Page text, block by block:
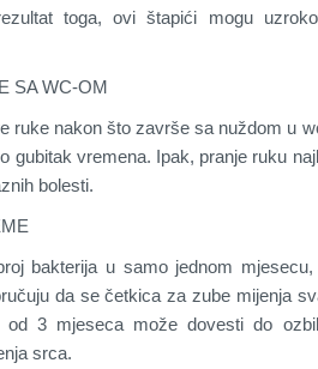
toga, ovi štapići mogu
SA WC-OM
ruke nakon što završe sa nuždom u
gubitak vremena. Ipak, pranje ruku
bolesti.
bakterija u samo jednom
da se četkica za zube mijenja
3 mjeseca može dovesti do
srca.